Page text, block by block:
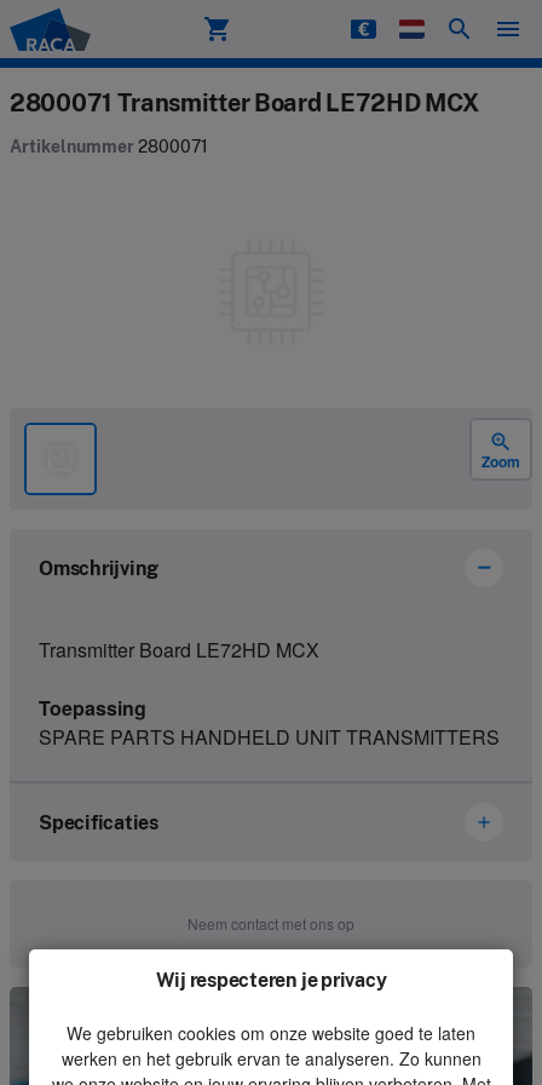
Raca shopping_cart search menu
2800071 Transmitter Board LE72HD MCX
Artikelnummer 2800071
zoom_in
Zoom
Omschrijving
Transmitter Board LE72HD MCX
Toepassing
SPARE PARTS HANDHELD UNIT TRANSMITTERS
Specificaties
Eenheid
Stuk
Neem contact met ons op
Wij respecteren je privacy
We gebruiken cookies om onze website goed te laten
werken en het gebruik ervan te analyseren. Zo kunnen